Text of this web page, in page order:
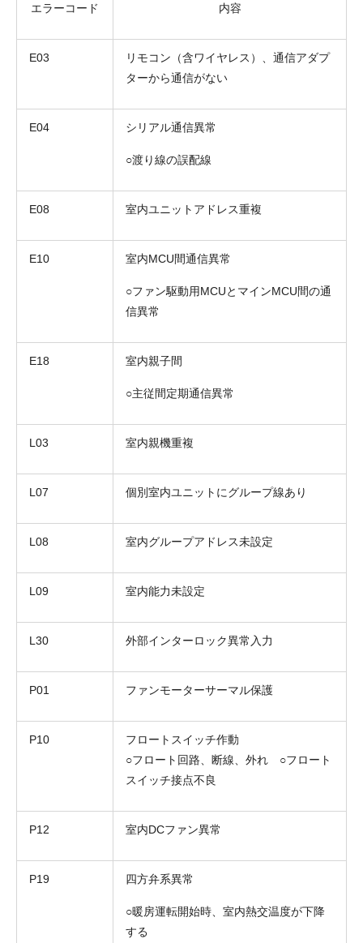
エラーコード 内容
E03
リモコン（含ワイヤレス）、通信アダプ
ターから通信がない
E04 シリアル通信異常
○渡り線の誤配線
E08 室内ユニットアドレス重複
E10 室内MCU間通信異常
○ファン駆動用MCUとマインMCU間の通
信異常
E18 室内親子間
○主従間定期通信異常
L03 室内親機重複
L07 個別室内ユニットにグループ線あり
L08 室内グループアドレス未設定
L09 室内能力未設定
L30 外部インターロック異常入力
P01 ファンモーターサーマル保護
P10
フロートスイッチ作動
○フロート回路、断線、外れ ○フロート
スイッチ接点不良
P12 室内DCファン異常
P19 四方弁系異常
○暖房運転開始時、室内熱交温度が下降
する